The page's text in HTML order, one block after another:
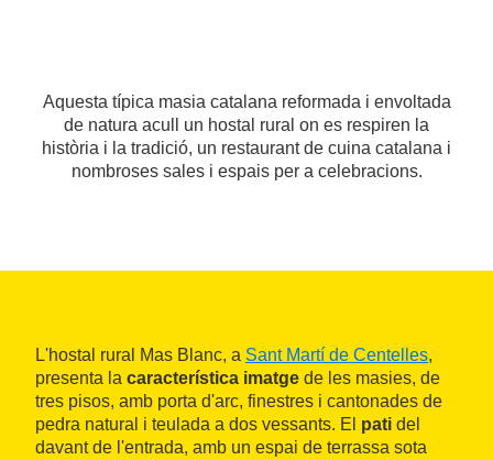
Aquesta típica masia catalana reformada i envoltada
de natura acull un hostal rural on es respiren la
història i la tradició, un restaurant de cuina catalana i
nombroses sales i espais per a celebracions.
L'hostal rural Mas Blanc, a Sant Martí de Centelles,
presenta la característica imatge de les masies, de
tres pisos, amb porta d'arc, finestres i cantonades de
pedra natural i teulada a dos vessants. El pati del
davant de l'entrada, amb un espai de terrassa sota